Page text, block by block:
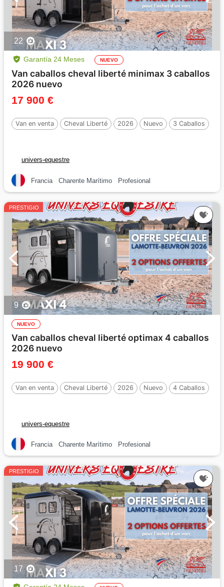
22
Garantía 24 Meses NUEVO
Van caballos cheval liberté minimax 3 caballos
2026 nuevo
17 900 €
Van en venta Cheval Liberté 2026 Nuevo 3 Caballos
univers-equestre
Francia Charente Marítimo Profesional
PRESTIGIO
9
NUEVO
Van caballos cheval liberté optimax 4 caballos
2026 nuevo
19 900 €
Van en venta Cheval Liberté 2026 Nuevo 4 Caballos
univers-equestre
Francia Charente Marítimo Profesional
PRESTIGIO
17